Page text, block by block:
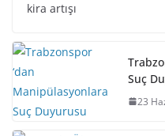
kira artışı
Suç
23